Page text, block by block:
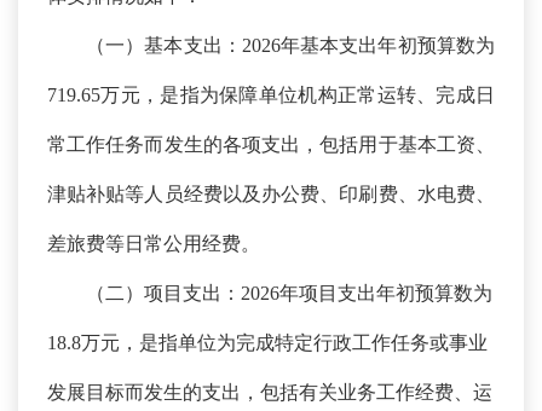
（一）基本支出： 2026年基本支出年初预算数为
719.65万元，是指为保障单位机构正常运转、完成日
常工作任务而发生的各项支出，包括用于基本工资、
津贴补贴等人员经费以及办公费、印刷费、水电费、
差旅费等日常公用经费。
（二）项目支出： 2026年项目支出年初预算数为
18.8万元，是指单位为完成特定行政工作任务或事业
发展目标而发生的支出，包括有关业务工作经费、运